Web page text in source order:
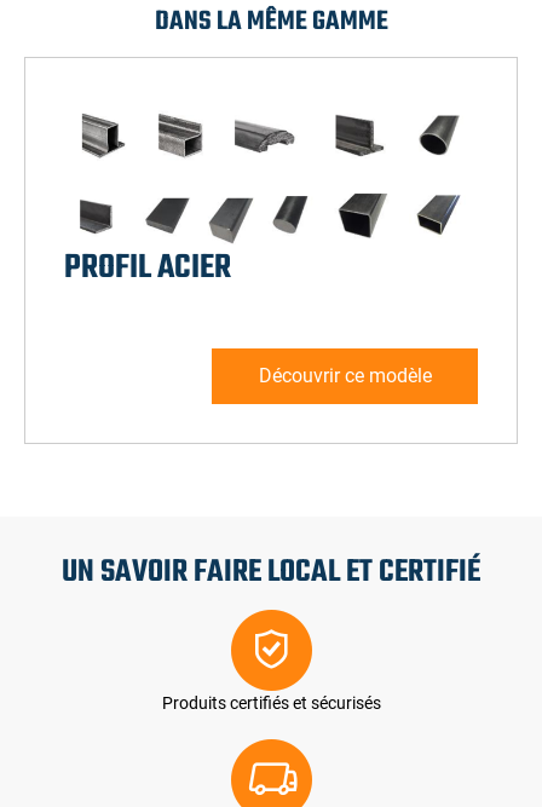
DANS LA MÊME GAMME
PROFIL ACIER
Découvrir ce modèle
UN SAVOIR FAIRE LOCAL ET CERTIFIÉ
Produits certifiés et sécurisés